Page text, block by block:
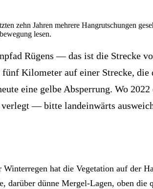
zehn Jahren mehrere Hangrutschungen
lesen.
Rügens — das ist die Strecke
Kilometer auf einer Strecke,
eine gelbe Absperrung. Wo
verlegt — bitte landeinwärts
hat die Vegetation auf der
dünne Mergel-Lagen, oben die